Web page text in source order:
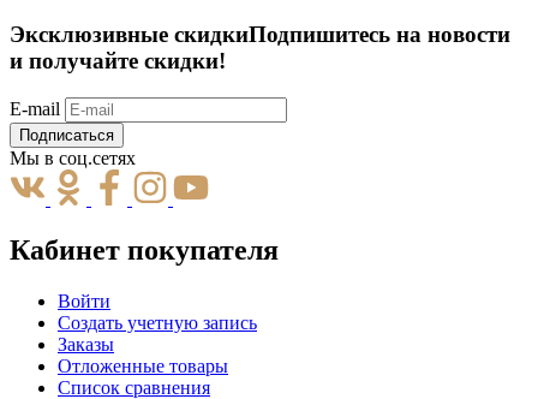
Эксклюзивные скидкиПодпишитесь на новости
и получайте скидки!
E-mail
Подписаться
Мы в соц.сетях
Кабинет покупателя
Войти
Создать учетную запись
Заказы
Отложенные товары
Список сравнения